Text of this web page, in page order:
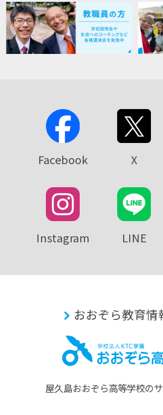
Facebook X
Instagram LINE
おおぞら教育情
屋久島おおぞら⾼等学校のサ